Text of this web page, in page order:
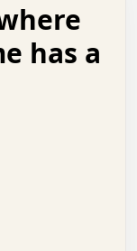
.   .   :   .
.   .   .   +
o   .   .
:   .   .   o
.   .   .
.   .   .
x   .   .
.   .   .   o
.   .   .   .
.   .   +   .
.   .   .   .
has a